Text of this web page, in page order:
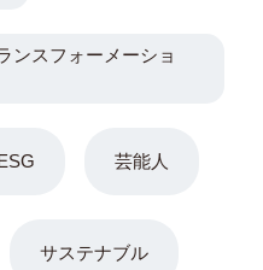
芸能人
サステナブル
ンスフォーメーショ